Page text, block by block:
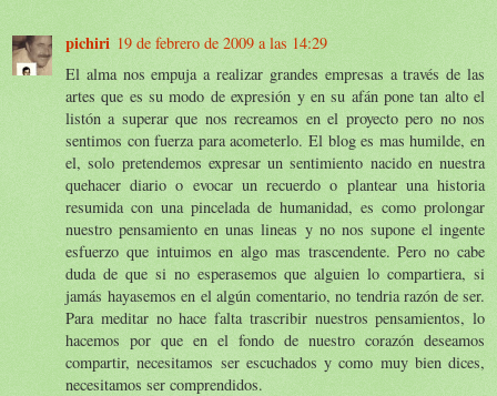
pichiri 19 de febrero de 2009 a las 14:29
El alma nos empuja a realizar grandes empresas a través de las
artes que es su modo de expresión y en su afán pone tan alto el
listón a superar que nos recreamos en el proyecto pero no nos
sentimos con fuerza para acometerlo. El blog es mas humilde, en
el, solo pretendemos expresar un sentimiento nacido en nuestra
quehacer diario o evocar un recuerdo o plantear una historia
resumida con una pincelada de humanidad, es como prolongar
nuestro pensamiento en unas lineas y no nos supone el ingente
esfuerzo que intuimos en algo mas trascendente. Pero no cabe
duda de que si no esperasemos que alguien lo compartiera, si
jamás hayasemos en el algún comentario, no tendria razón de ser.
Para meditar no hace falta trascribir nuestros pensamientos, lo
hacemos por que en el fondo de nuestro corazón deseamos
compartir, necesitamos ser escuchados y como muy bien dices,
necesitamos ser comprendidos.